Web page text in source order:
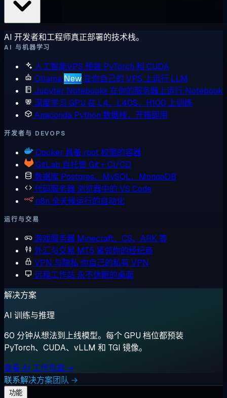
AI 开发者和工程师真正部署的技术栈。
AI 与机器学习
人工智能VPS 预装 PyTorch 和 CUDA
Ollama New在你自己的 VPS 上运行 LLM
Jupyter Notebooks 在你的服务器上运行 Notebook
深度学习 GPU 在 L4、L40S、H100 上训练
Anaconda Python 数据栈，开箱即用
开发者与 DEVOPS
Docker 具备 root 权限的容器
GitLab 自托管 Git + CI/CD
数据库 Postgres、MySQL、MongoDB
代码服务器 浏览器中的 VS Code
n8n 全天候运行的自动化
运行与交易
游戏服务器 Minecraft、CS、ARK 等
外汇与交易 MT5 紧邻你的经纪商
VPN 与隐私 你自己的私有 VPN
远程工作站 永不休眠的桌面
解决方案
AI 训练与推理
60 分钟从想法到上线模型。每个 GPU 档位都预装
PyTorch、CUDA、vLLM 和 TGI 镜像。
查看 AI 工作负载 →
联系解决方案团队 →